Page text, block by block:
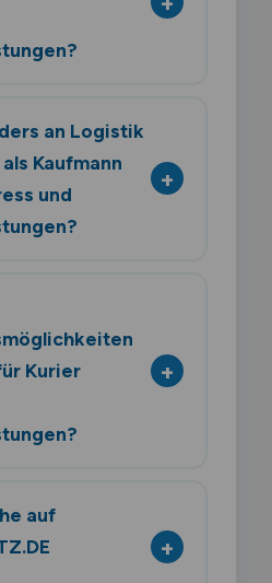
an Logistik
Kaufmann
und
Kurier
auf